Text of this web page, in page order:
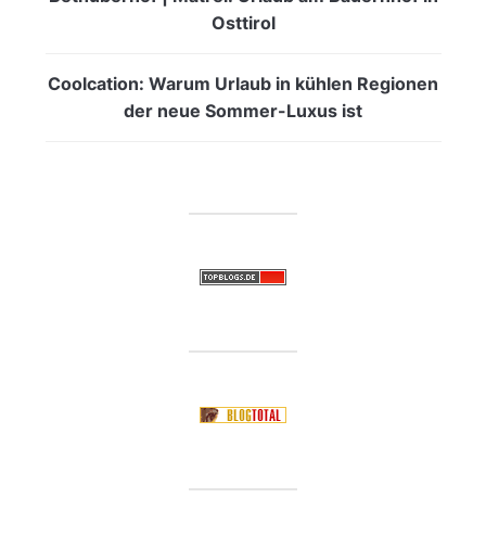
Osttirol
Coolcation: Warum Urlaub in kühlen Regionen
der neue Sommer-Luxus ist